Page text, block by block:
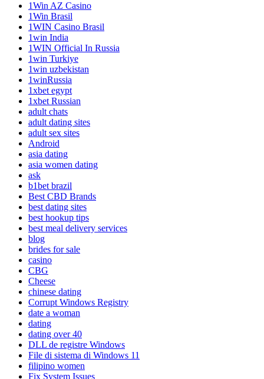
1Win AZ Casino
1Win Brasil
1WIN Casino Brasil
1win India
1WIN Official In Russia
1win Turkiye
1win uzbekistan
1winRussia
1xbet egypt
1xbet Russian
adult chats
adult dating sites
adult sex sites
Android
asia dating
asia women dating
ask
b1bet brazil
Best CBD Brands
best dating sites
best hookup tips
best meal delivery services
blog
brides for sale
casino
CBG
Cheese
chinese dating
Corrupt Windows Registry
date a woman
dating
dating over 40
DLL de registre Windows
File di sistema di Windows 11
filipino women
Fix System Issues